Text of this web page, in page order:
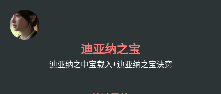
迪亚纳之宝
迪亚纳之中宝载入+迪亚纳之宝诀窍